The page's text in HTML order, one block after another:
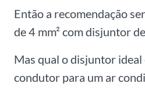
Então a recomendação
de 4 mm² com disjuntor
Mas qual o disjuntor ideal
condutor para um ar